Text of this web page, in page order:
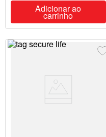
Adicionar ao
carrinho